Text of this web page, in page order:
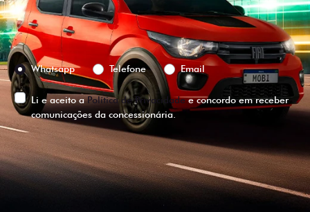
Preferência de contato:
Whatsapp
Telefone Email
Li e aceito aPolítica de Privacidadee concordo em receber
comunicações da concessionária.
ENTRAR EM CONTATO